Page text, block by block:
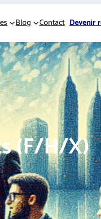
Blog Contact Devenir
(F/H/X)